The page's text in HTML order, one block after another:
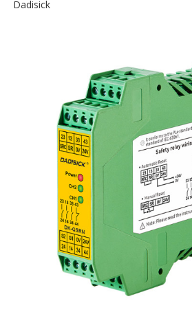
Dadisick